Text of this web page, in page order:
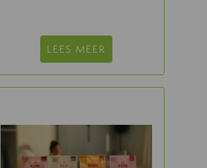
LEES MEER